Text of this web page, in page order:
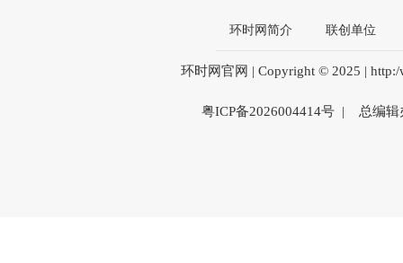
环时网简介 联创单位
环时网官网 | Copyright © 2025 |
粤ICP备2026004414号 | 总编辑